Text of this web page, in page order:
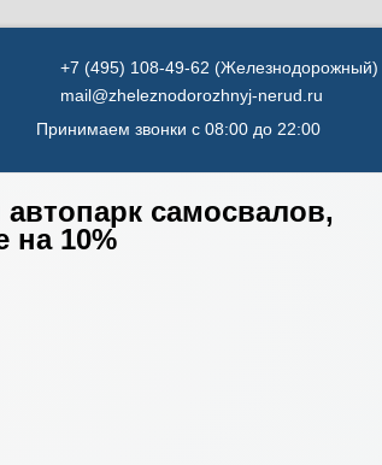
mail@zheleznodorozhnyj-nerud.ru
Принимаем звонки с 08:00 до 22:00
самосвалов,
на 10%